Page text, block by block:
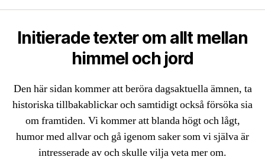
Initierade texter om allt mellan
himmel och jord
Den här sidan kommer att beröra dagsaktuella ämnen, ta
historiska tillbakablickar och samtidigt också försöka sia
om framtiden. Vi kommer att blanda högt och lågt,
humor med allvar och gå igenom saker som vi själva är
intresserade av och skulle vilja veta mer om.